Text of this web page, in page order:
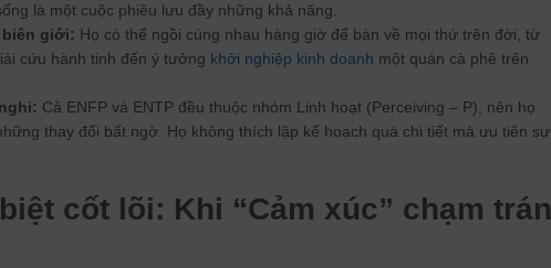
là một cuộc phiêu lưu đầy những khả năng.
giới: Họ có thể ngồi cùng nhau hàng giờ để bàn về mọi thứ trên đời, từ
cứu hành tinh đến ý tưởng khởi nghiệp kinh doanh một quán cà phê trên
Cả ENFP và ENTP đều thuộc nhóm Linh hoạt (Perceiving – P), nên họ
thay đổi bất ngờ. Họ không thích lập kế hoạch quá chi tiết mà ưu tiên sự
cốt lõi: Khi “Cảm xúc” chạm trán